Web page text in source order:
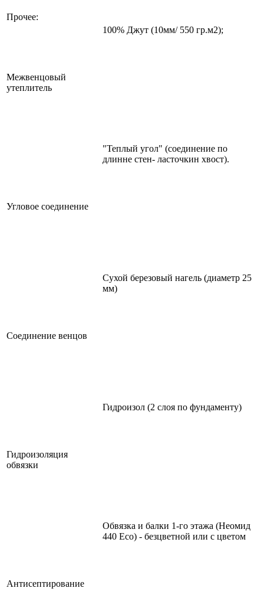
Прочее:
Межвенцовый
утеплитель
100% Джут (10мм/ 550 гр.м2);
Угловое соединение
"Теплый угол" (соединение по
длинне стен- ласточкин хвост).
Соединение венцов
Сухой березовый нагель (диаметр 25
мм)
Гидроизоляция
обвязки
Гидроизол (2 слоя по фундаменту)
Антисептирование
Обвязка и балки 1-го этажа (Неомид
440 Eco) - безцветной или с цветом